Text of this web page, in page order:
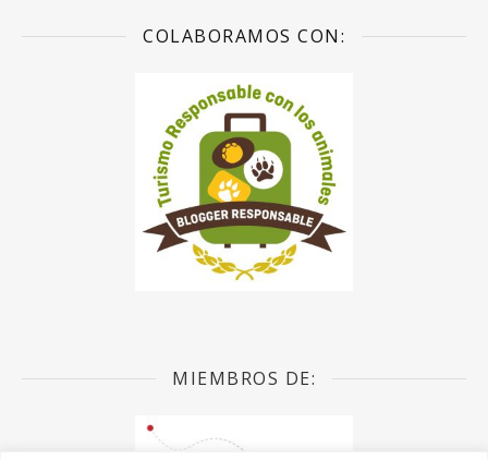
COLABORAMOS CON:
MIEMBROS DE: